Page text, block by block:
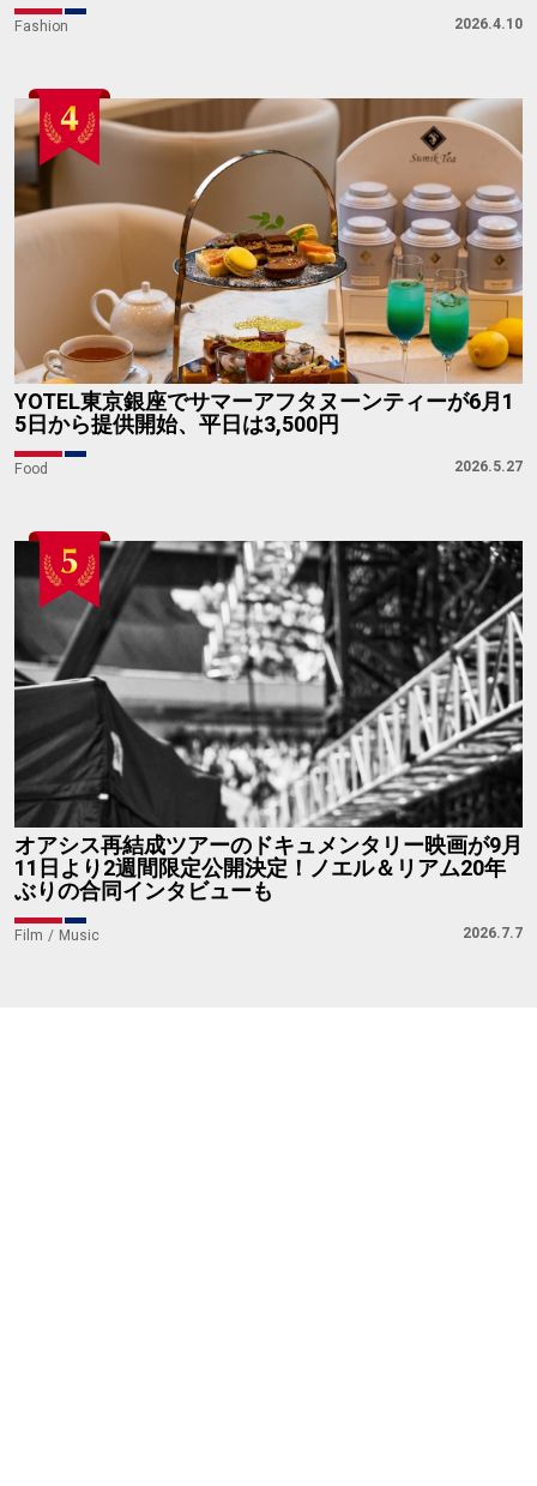
Fashion 2026.4.10
YOTEL東京銀座でサマーアフタヌーンティーが6月1
5日から提供開始、平日は3,500円
Food 2026.5.27
オアシス再結成ツアーのドキュメンタリー映画が9月
11日より2週間限定公開決定！ノエル＆リアム20年
ぶりの合同インタビューも
Film Music 2026.7.7